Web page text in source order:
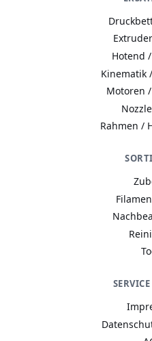
Durch Klicken auf „Alle
Einsatz folgender Dienste
Hotend
Kinematik
Motoren
Rahmen /